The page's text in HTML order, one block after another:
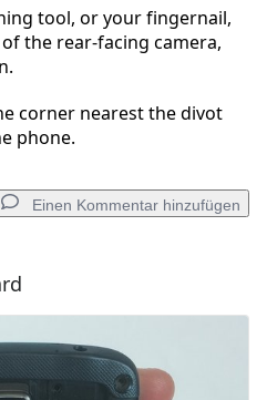
tool, or your fingernail,
the rear-facing camera,
corner nearest the divot
phone.
Einen Kommentar hinzufügen
hinzufügen